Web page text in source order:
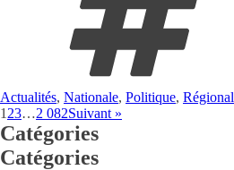
Actualités, Nationale, Politique, Régional
1 23…2 082Suivant »
Catégories
Catégories